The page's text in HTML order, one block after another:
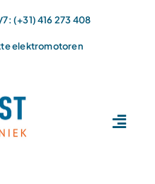
(+31) 416 273 408
elektromotoren